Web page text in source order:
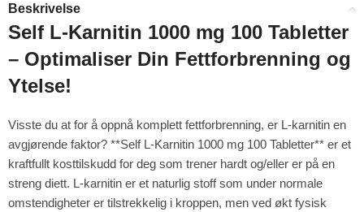
4%
Beskrivelse
Self L-Karnitin 1000 mg 100 Tabletter
– Optimaliser Din Fettforbrenning og
Ytelse!
Visste du at for å oppnå komplett fettforbrenning, er L-karnitin en
avgjørende faktor? **Self L-Karnitin 1000 mg 100 Tabletter** er et
kraftfullt kosttilskudd for deg som trener hardt og/eller er på en
streng diett. L-karnitin er et naturlig stoff som under normale
omstendigheter er tilstrekkelig i kroppen, men ved økt fysisk